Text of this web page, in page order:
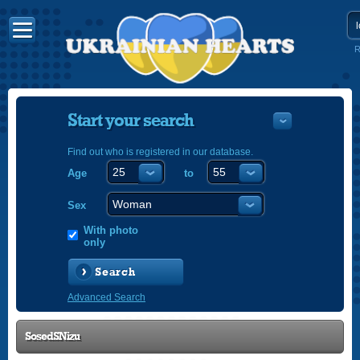
Start your search
Find out who is registered in our database.
Age to
Sex
With photo
only
Search
Advanced Search
SosedSNizu